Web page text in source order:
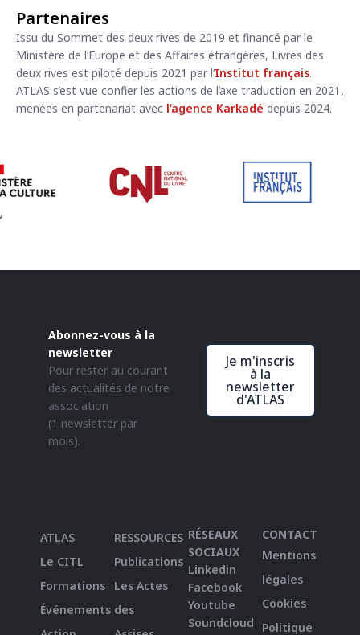
Partenaires
Issu du Sommet des deux rives de 2019 et financé par le
Ministère de l’Europe et des Affaires étrangères, Livres des
deux rives est piloté depuis 2021 par l’Institut français.
ATLAS s’est vue confier les actions de l’axe traduction en 2021,
menées en partenariat avec l’agence Karkadé depuis 2024.
Abonnez-vous à la
newsletter
Pour rester au courant
des actualités de notre
association
(1 newsletter par
mois).
Je m'inscris
à la
newsletter
d'ATLAS
ATLAS
Le CITL
Formations
Événements
RESSOURCES
Publications
Les Actes
des
RÉSEAUX
SOCIAUX
Linkedin
Facebook
Youtube
Soundcloud
CONTACT
Mentions
légales
Cookies
Politique